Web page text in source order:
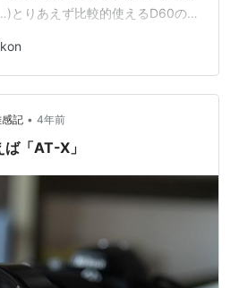
とりあえず比較的使えるD60の方
てしまってファインダーで正確
事に疎くなってしまっててなか
仕事じゃないので露出はぶっつけ
も良いから、適当にアタリを付
記 • 4年前
「AT-X」